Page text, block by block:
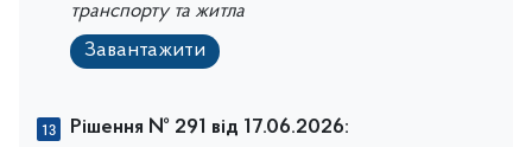
транспорту та житла
Завантажити
Рішення № 291 від 17.06.2026: